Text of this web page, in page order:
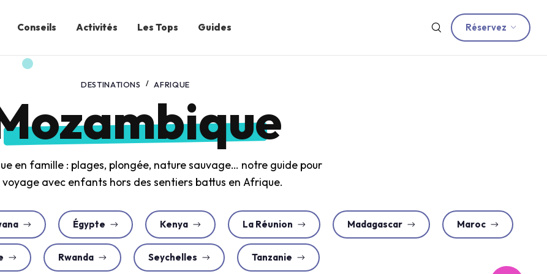
Conseils Activités Les Tops Guides Réservez
DESTINATIONS AFRIQUE
en famille : plages, plongée, nature sauvage… notre guide pour
voyage avec enfants hors des sentiers battus en Afrique.
Égypte Kenya La Réunion Madagascar Maroc
Rwanda Seychelles Tanzanie